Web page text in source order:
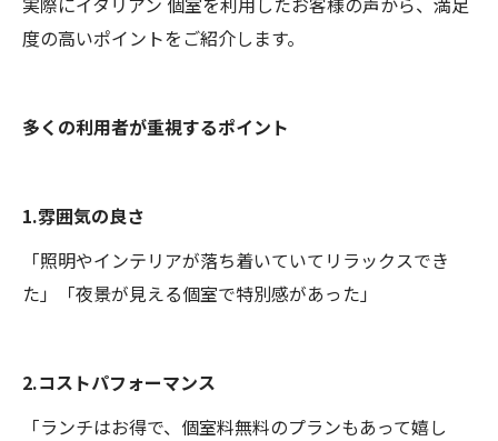
度の高いポイントをご紹介します。
多くの利用者が重視するポイント
1.雰囲気の良さ
「照明やインテリアが落ち着いていてリラックスでき
た」「夜景が見える個室で特別感があった」
2.コストパフォーマンス
「ランチはお得で、個室料無料のプランもあって嬉し